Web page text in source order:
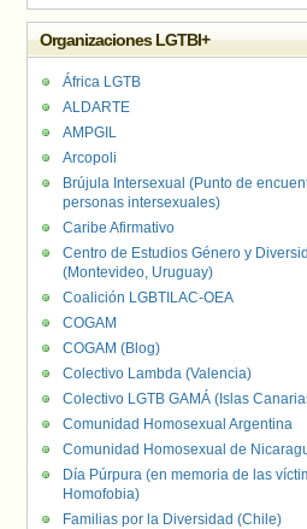
Organizaciones LGTBI+
África LGTB
ALDARTE
AMPGIL
Arcopoli
Brújula Intersexual (Punto de
personas intersexuales)
Caribe Afirmativo
Centro de Estudios Género y
(Montevideo, Uruguay)
Coalición LGBTILAC-OEA
COGAM
COGAM (Blog)
Colectivo Lambda (Valencia)
Colectivo LGTB GAMÁ (Islas
Comunidad Homosexual Argentina
Comunidad Homosexual de
Día Púrpura (en memoria de las
Homofobia)
Familias por la Diversidad (Chile)